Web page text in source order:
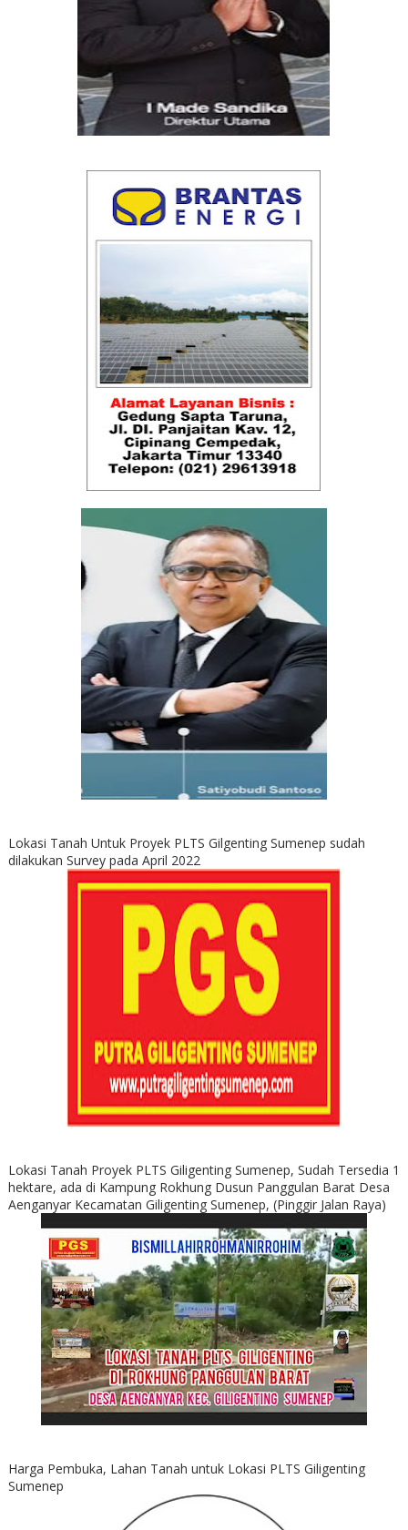
Lokasi Tanah Untuk Proyek PLTS Gilgenting Sumenep sudah
dilakukan Survey pada April 2022
Lokasi Tanah Proyek PLTS Giligenting Sumenep, Sudah Tersedia 1
hektare, ada di Kampung Rokhung Dusun Panggulan Barat Desa
Aenganyar Kecamatan Giligenting Sumenep, (Pinggir Jalan Raya)
Harga Pembuka, Lahan Tanah untuk Lokasi PLTS Giligenting
Sumenep